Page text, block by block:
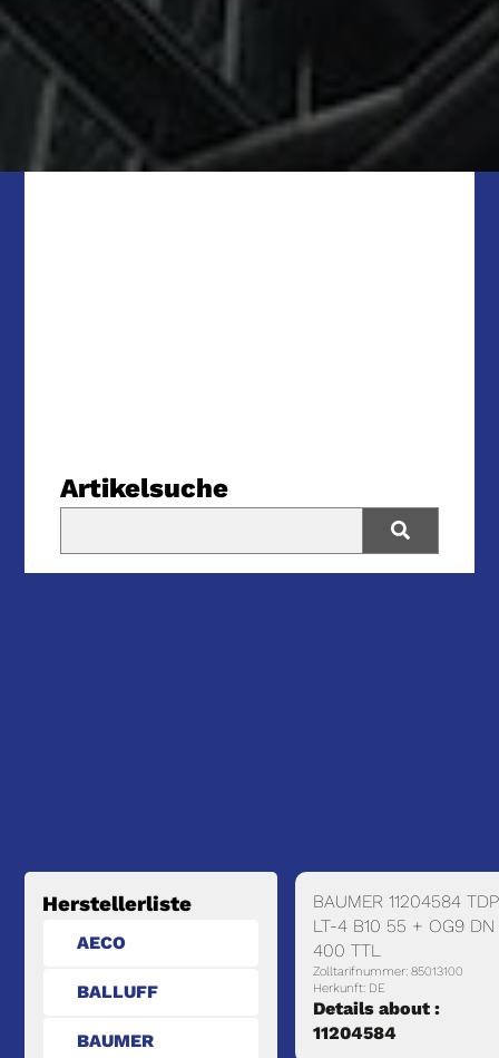
Artikelsuche
Herstellerliste
AECO
BALLUFF
BAUMER
BAUMER 11204584
LT-4 B10 55 + OG9 DN
400 TTL
Zolltarifnummer: 85013100
Herkunft: DE
Details about :
11204584